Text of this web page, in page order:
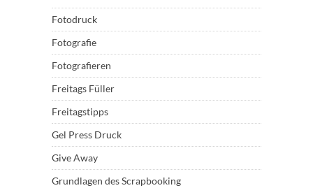
Fotodruck
Fotografie
Fotografieren
Freitags Füller
Freitagstipps
Gel Press Druck
Give Away
Grundlagen des Scrapbooking